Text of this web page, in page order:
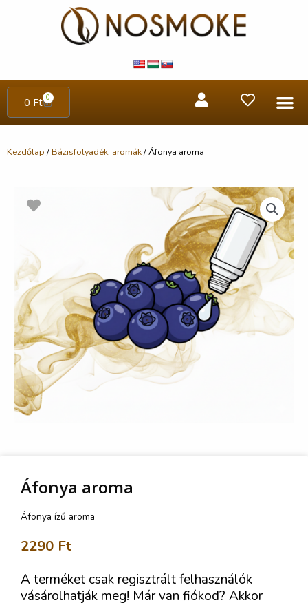
0 Ft 0
Kezdőlap /Bázisfolyadék, aromák/ Áfonya aroma
Áfonya aroma
Áfonya ízű aroma
2290 Ft
A terméket csak regisztrált felhasználók
vásárolhatják meg! Már van fiókod? Akkor